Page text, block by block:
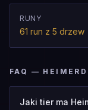
RUNY
61 run z 5 drzew
FAQ —
Jaki tier ma